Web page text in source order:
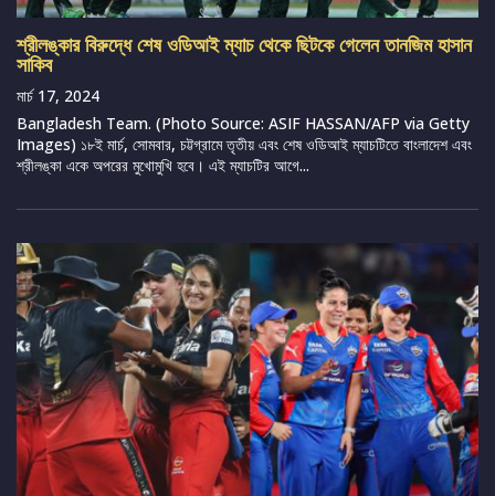
শ্রীলঙ্কার বিরুদ্ধে শেষ ওডিআই ম্যাচ থেকে ছিটকে গেলেন তানজিম হাসান
সাকিব
মার্চ 17, 2024
Bangladesh Team. (Photo Source: ASIF HASSAN/AFP via Getty
Images) ১৮ই মার্চ, সোমবার, চট্টগ্রামে তৃতীয় এবং শেষ ওডিআই ম্যাচটিতে বাংলাদেশ এবং
শ্রীলঙ্কা একে অপরের মুখোমুখি হবে। এই ম্যাচটির আগে...